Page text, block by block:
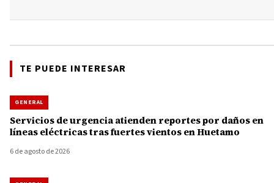
TE PUEDE INTERESAR
GENERAL
Servicios de urgencia atienden reportes por daños en
líneas eléctricas tras fuertes vientos en Huetamo
6 de agosto de 2026